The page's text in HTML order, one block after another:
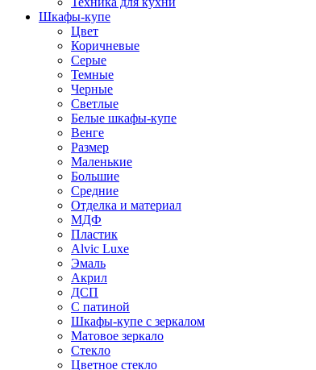
Шкафы-купе
Цвет
Коричневые
Серые
Темные
Черные
Светлые
Белые шкафы-купе
Венге
Размер
Маленькие
Большие
Средние
Отделка и материал
МДФ
Пластик
Alvic Luxe
Эмаль
Акрил
ДСП
С патиной
Шкафы-купе с зеркалом
Матовое зеркало
Стекло
Цветное стекло